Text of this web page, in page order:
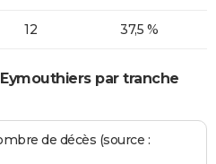
12 37,5 %
par tranche
de décès (source :